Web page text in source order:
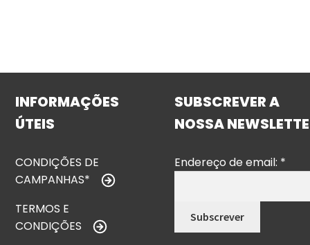
INFORMAÇÕES
ÚTEIS
CONDIÇÕES DE
CAMPANHAS*
TERMOS E
CONDIÇÕES
SUBSCREVER A
NOSSA
Endereço de email: *